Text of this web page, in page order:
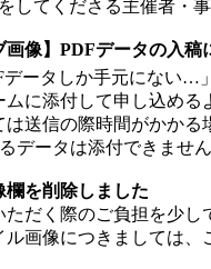
してくださる主催者・
画像】PDFデータの入稿
データしか手元にない…
に添付して申し込める
送信の際時間がかかる
データは添付できません
欄を削除しました
ただく際のご負担を少
ル画像につきましては、